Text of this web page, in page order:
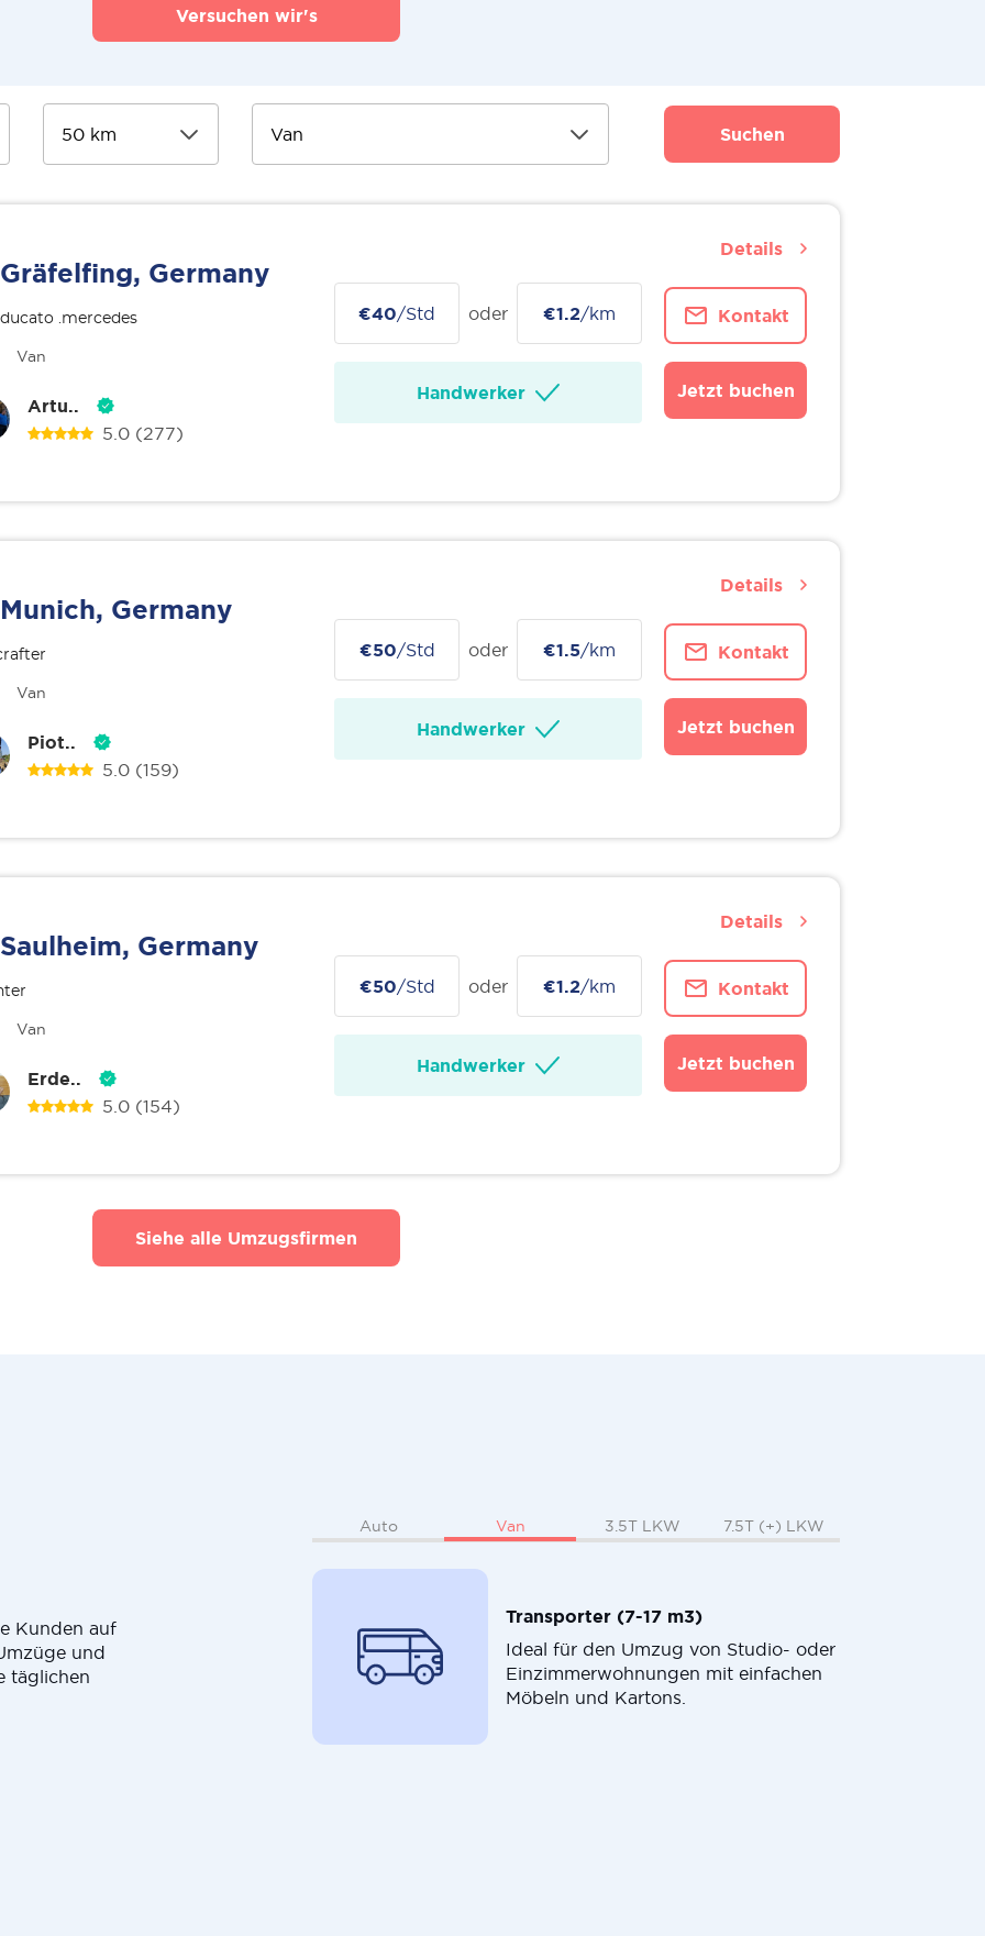
Versuchen wir's
Suchen
Gräfelfing, Germany
.mercedes
Van
Artu..
5.0 (277)
€40/Std oder €1.2/km
Handwerker
Kontakt
Jetzt buchen
Details
Munich, Germany
Van
Piot..
5.0 (159)
€50/Std oder €1.5/km
Handwerker
Kontakt
Jetzt buchen
Details
Saulheim, Germany
Van
Erde..
5.0 (154)
€50/Std oder €1.2/km
Handwerker
Kontakt
Jetzt buchen
Details
Siehe alle Umzugsfirmen
Kunden auf
und
täglichen
Auto Van 3.5T LKW 7.5T (+) LKW
Transporter (7-17 m3)
Ideal für den Umzug von Studio- oder
Einzimmerwohnungen mit einfachen
Möbeln und Kartons.